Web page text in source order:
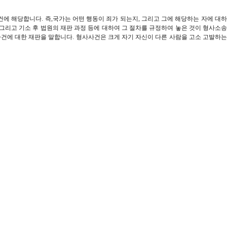
에 해당합니다. 즉,국가는 어떤 행동이 죄가 되는지, 그리고 그에 해당하는 자에 대하
고 기소 후 법원의 재판 과정 등에 대하여 그 절차를 규정하여 놓은 것이 형사소송
에 대한 재판을 말합니다. 형사사건은 크게 자기 자신이 다른 사람을 고소 고발하는